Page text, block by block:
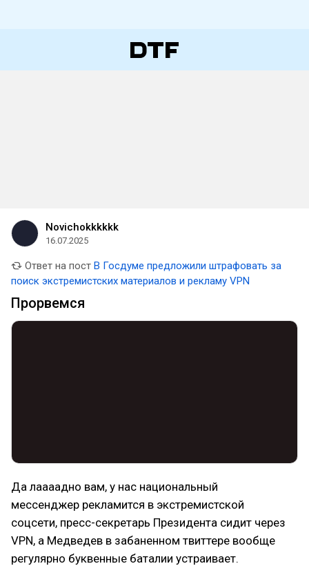
Novichokkkkkk
16.07.2025
Ответ на пост В Госдуме предложили штрафовать за
поиск экстремистских материалов и рекламу VPN
Прорвемся
Да лаааадно вам, у нас национальный
мессенджер рекламится в экстремистской
соцсети, пресс-секретарь Президента сидит через
VPN, а Медведев в забаненном твиттере вообще
регулярно буквенные баталии устраивает.